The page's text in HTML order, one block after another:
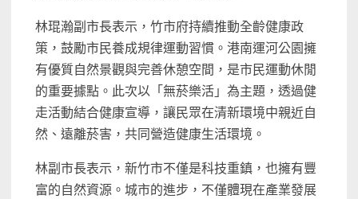
林琨瀚副市長表示，竹市府持續推動全齡健康政
策，鼓勵市民養成規律運動習慣。港南運河公園擁
有優質自然景觀與完善休憩空間，是市民運動休閒
的重要據點。此次以「無菸樂活」為主題，透過健
走活動結合健康宣導，讓民眾在清新環境中親近自
然、遠離菸害，共同營造健康生活環境。
林副市長表示，新竹市不僅是科技重鎮，也擁有豐
富的自然資源。城市的進步，不僅體現在產業發展